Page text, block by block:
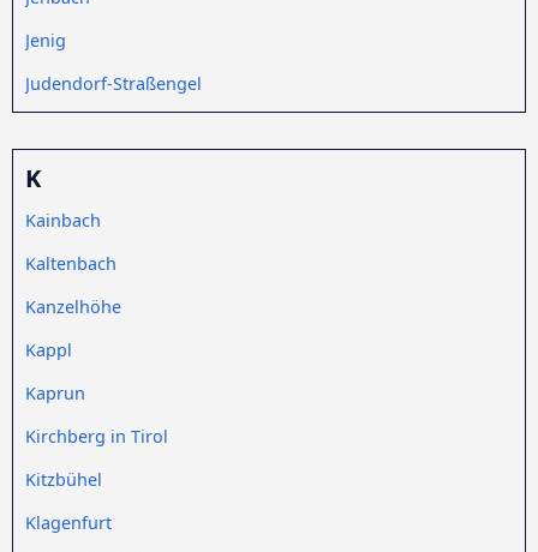
Jenig
Judendorf-Straßengel
K
Kainbach
Kaltenbach
Kanzelhöhe
Kappl
Kaprun
Kirchberg in Tirol
Kitzbühel
Klagenfurt